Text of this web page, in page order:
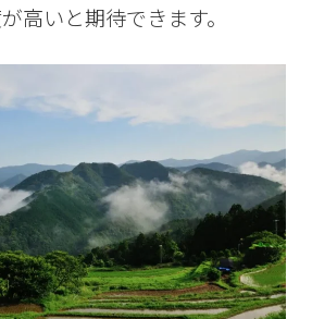
高いと期待できます。